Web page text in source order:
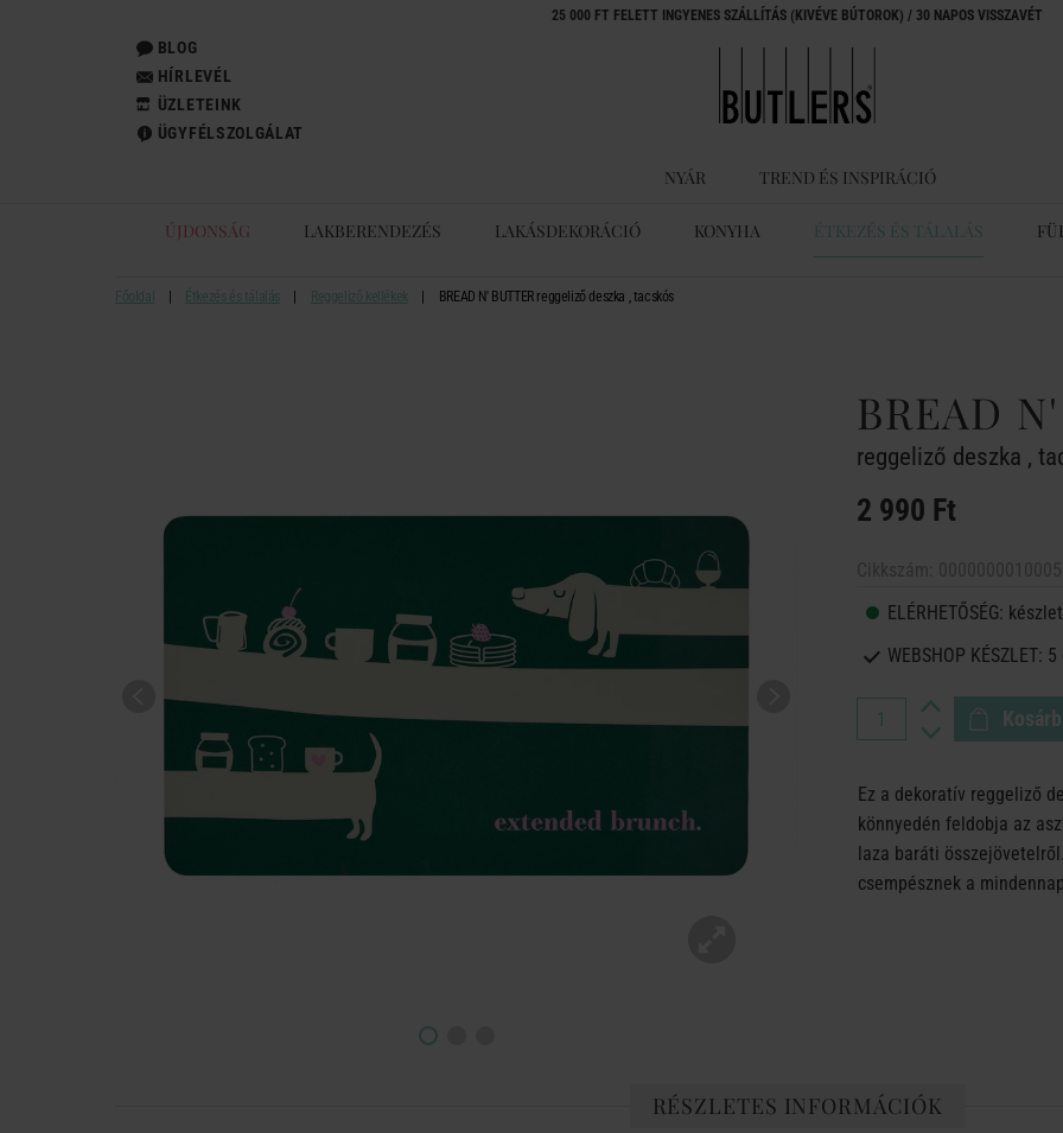
25 000 FT FELETT INGYENES SZÁLLÍTÁS (KIVÉVE BÚTOROK) / 30 NAPOS VISSZAVÉT
BLOG
HÍRLEVÉL
ÜZLETEINK
ÜGYFÉLSZOLGÁLAT
NYÁR TREND ÉS INSPIRÁCIÓ
ÚJDONSÁG LAKBERENDEZÉS LAKÁSDEKORÁCIÓ KONYHA ÉTKEZÉS ÉS TÁLALÁS
Főoldal Étkezés és tálalás Reggeliző kellékek BREAD N' BUTTER reggeliző deszka , tacskós
BREAD
reggeliző deszka ,
2 990 Ft
ELÉRHETŐSÉG:
WEBSHOP KÉSZLET: 5
Ez a dekoratív reggeliző
könnyedén feldobja az
laza baráti
csempésznek a
RÉSZLETES INFORMÁCIÓK